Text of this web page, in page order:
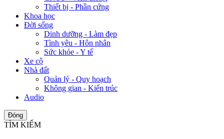
Thiết bị - Phần cứng
Khoa học
Đời sống
Dinh dưỡng - Làm đẹp
Tình yêu - Hôn nhân
Sức khỏe - Y tế
Xe cộ
Nhà đất
Quản lý - Quy hoạch
Không gian - Kiến trúc
Audio
Đóng
TÌM KIẾM